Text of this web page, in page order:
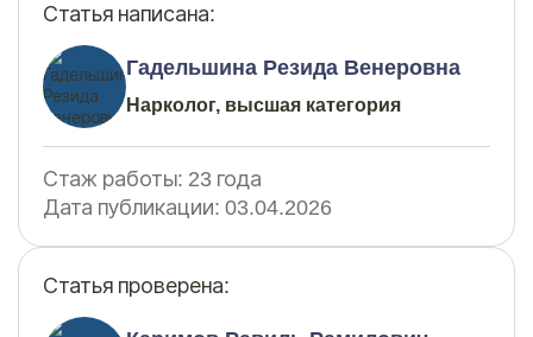
Статья написана:
Гадельшина Резида Венеровна
Нарколог, высшая категория
Стаж работы: 23 года
Дата публикации: 03.04.2026
Статья проверена: